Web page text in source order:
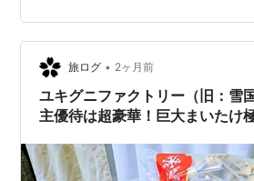
旅ログ • 2ヶ月前
ユキグニファクトリー（旧：雪
主優待は超豪華！巨大まいたけ